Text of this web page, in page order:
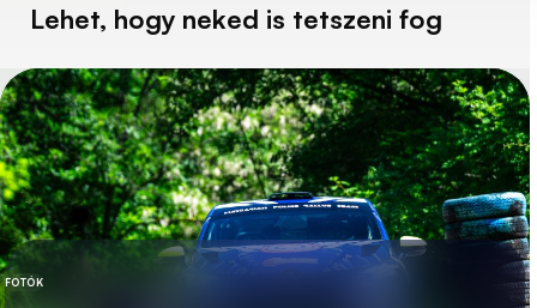
Lehet, hogy neked is tetszeni fog
KATEGÓRIA
FOTÓK